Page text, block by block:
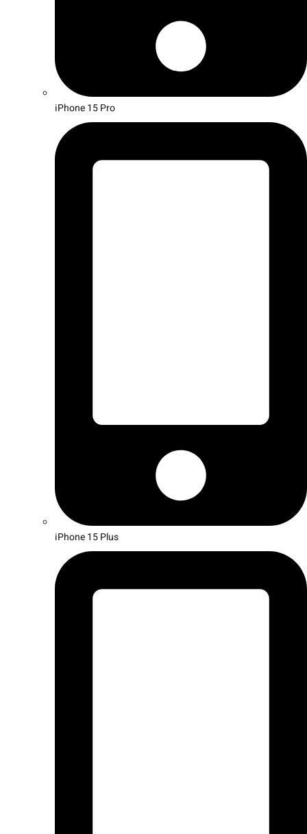
iPhone 15 Pro
iPhone 15 Plus